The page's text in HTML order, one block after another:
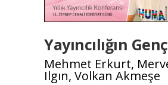
Yayıncılığın
Mehmet Erkurt,
Ilgın, Volkan Akmeşe